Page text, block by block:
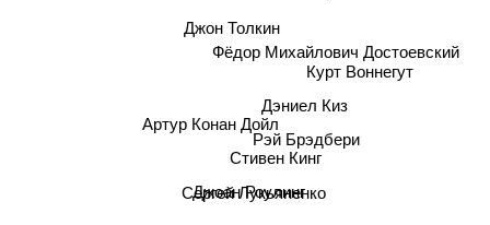
Джоан Роулинг
Сергей Лукьяненко
Дэниел Киз
Рэй Брэдбери
Стивен Кинг
Артур Конан Дойл
Курт Воннегут
Джон Толкин